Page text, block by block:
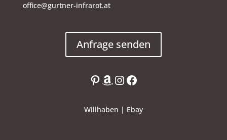
office@gurtner-infrarot.at
Anfrage senden
Pinterest
Amazon
Instagram
Facebook
Willhaben | Ebay